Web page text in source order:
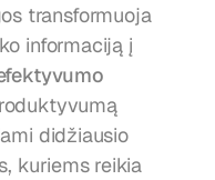
transformuoja
informaciją į
didžiausio
kuriems reikia